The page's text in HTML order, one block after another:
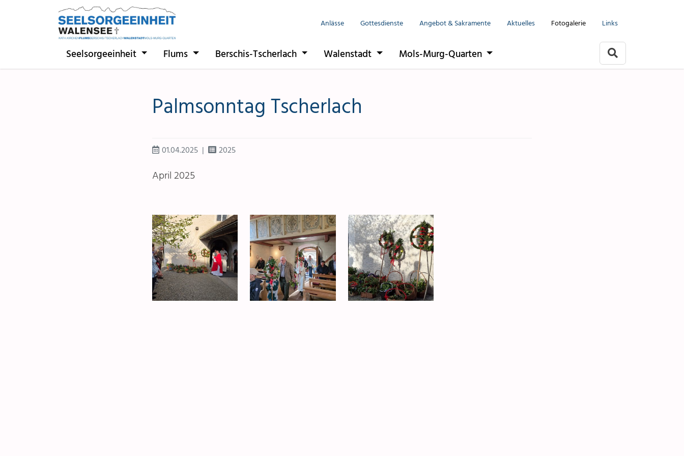
Direkt zur Hauptnavigation springen
Direkt zum Inhalt springen
Anlässe Gottesdienste Angebot & Sakramente Aktuelles Fotogalerie Links
Seelsorgeeinheit Flums Berschis-Tscherlach Walenstadt Mols-Murg-Quarten
Palmsonntag Tscherlach
01.04.2025 2025
April 2025